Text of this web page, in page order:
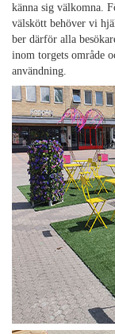
känna sig välkomna.
välskött behöver vi
ber därför alla
inom torgets område
användning.